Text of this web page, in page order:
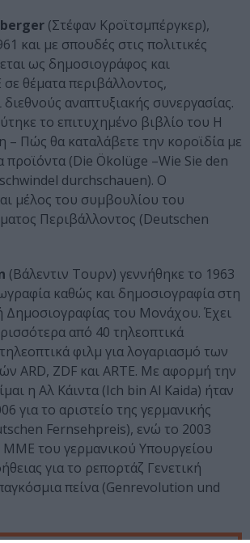
(Στέφαν Κροϊτσμπέργκερ),
και με σπουδές στις πολιτικές
ως δημοσιογράφος και
θέματα περιβάλλοντος,
αναπτυξιακής συνεργασίας.
το επιτυχημένο βιβλίο του Η
– Πώς θα καταλάβετε την κοροϊδία με
προϊόντα (Die Ökolüge –Wie Sie den
durchschauen). O
μέλος του συμβουλίου του
Περιβάλλοντος (Deutschen
(Βάλεντιν Τουρν) γεννήθηκε το 1963
καθώς και δημοσιογραφία στη
Δημοσιογραφίας του Μονάχου. Έχει
από 40 τηλεοπτικά
φιλμ για λογαριασμό των
ARD, ZDF και ARTE. Με αφορμή την
η Αλ Κάιντα (Ich bin Al Kaida) ήταν
για το αριστείο της γερμανικής
Fernsehpreis), ενώ το 2003
του γερμανικού Υπουργείου
για το ρεπορτάζ Γενετική
πείνα (Genrevolution und